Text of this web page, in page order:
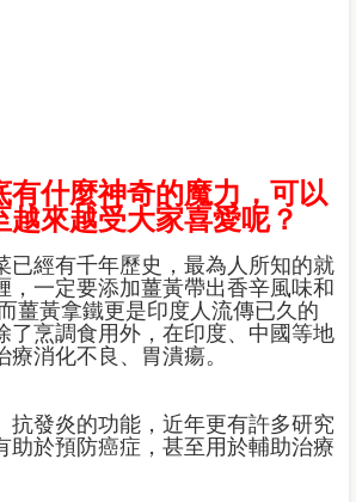
有什麼神奇的魔力，可以
越來越受大家喜愛呢？
已經有千年歷史，最為人所知的就
，一定要添加薑黃帶出香辛風味和
薑黃拿鐵更是印度人流傳已久的
了烹調食用外，在印度、中國等地
療消化不良、胃潰瘍。
抗發炎的功能，近年更有許多研究
助於預防癌症，甚至用於輔助治療